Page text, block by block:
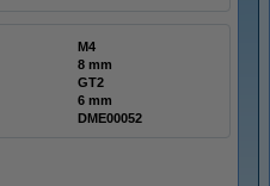
M4
8 mm
GT2
6 mm
DME00052